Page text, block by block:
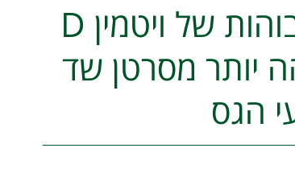
עידכון מחקרי: רמות גבוהות של ויטמין D
יותר מסרטן שד
הגס